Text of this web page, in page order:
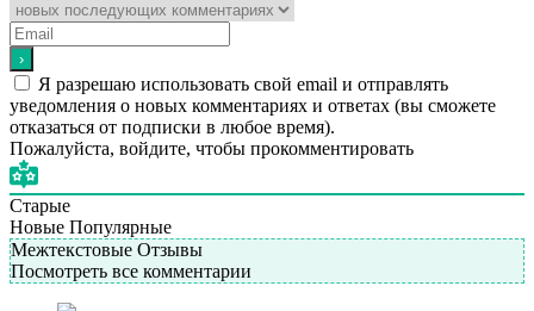
Я разрешаю использовать свой email и отправлять
уведомления о новых комментариях и ответах (вы cможете
отказаться от подписки в любое время).
Пожалуйста, войдите, чтобы прокомментировать
Старые
Новые Популярные
Межтекстовые Отзывы
Посмотреть все комментарии